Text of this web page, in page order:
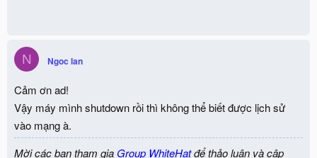
N Ngoc lan
Cảm ơn ad!
Vậy máy mình shutdown rồi thì không thể biết được lịch sử
vào mạng à.
Mời các bạn tham gia Group WhiteHatđể thảo luận và cập